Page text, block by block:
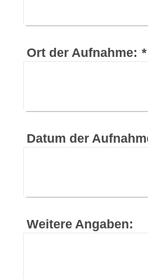
Ort der Aufnahme: *
Datum der
Weitere Angaben: